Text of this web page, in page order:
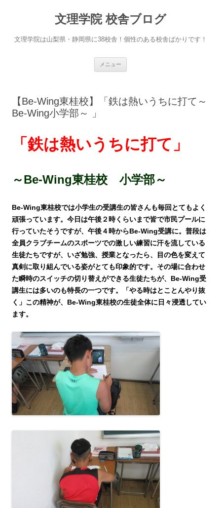
文理学院 校舎ブログ
文理学院は山梨県・静岡県に38校舎！個性のある校舎ばかりです！
メニュー
へ
ス
【Be-Wing東桂校】「鉄は熱いうちに打て～
Be-Wing小学部～ 」
「鉄は熱いうちに打て」
～Be-Wing東桂校 小学部～
Be-Wing東桂校では小学生の受講生の皆さんも毎回 とてもよく
頑張っています。今日は午後２時くらいまで皆で市民プールに
行っていたそうですが、午後４時からBe-Wing受講に。普段は
全員クラブチームのスポーツでの激しい練習に汗を流している
生徒たちですが、いざ勉強、授業となったら、目の色を変えて
真剣に取り組んでいる姿がとても印象的です。その場に合わせ
た瞬時のスイッチの切り替えができる生徒たちが、Be-Wing受
講生には多いのも特長の一つです。「やる時はとことんやり抜
く」この精神が、Be-Wing東桂校の生徒全体に日々浸透してい
ます。